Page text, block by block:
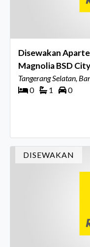
Disewakan
Magnolia BSD City
Tangerang Selatan,
0
1 0
DISEWAKAN